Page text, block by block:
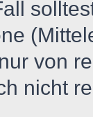
von
nicht